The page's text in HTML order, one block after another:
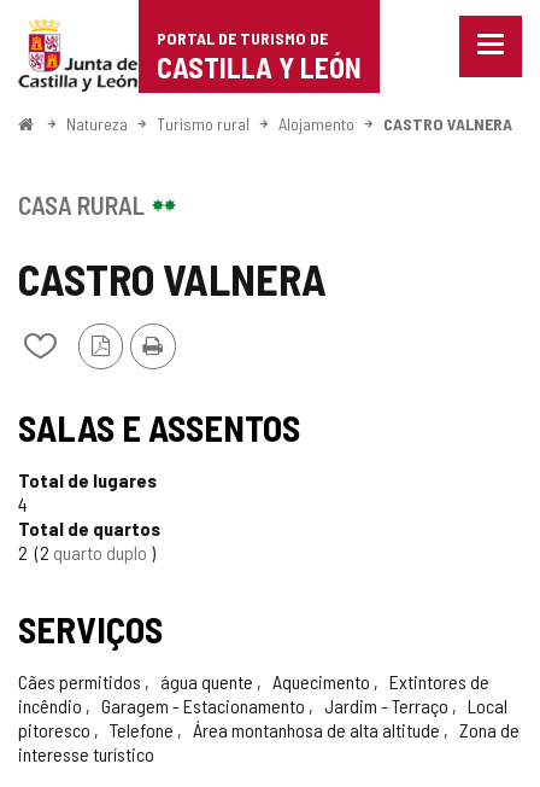
Portal
de
Turismo
Castilla
León
PORTAL DE TURISMO DE
CASTILLA Y LEÓN
Menu
ComeçoNatureza Turismo rural Alojamento CASTRO VALNERA
CASTRO VALNERA
Adicionar
de
meus
Versão
PDF
Imprimir
CASA RURAL
SALAS E ASSENTOS
Total de lugares
4
Total de quartos
2 2 quarto duplo
SERVIÇOS
Cães permitidos água quente Aquecimento
Extintores de
incêndio
Garagem - Estacionamento Jardim - Terraço
Local
pitoresco
Telefone Área montanhosa de alta altitude
Zona de
interesse turístico